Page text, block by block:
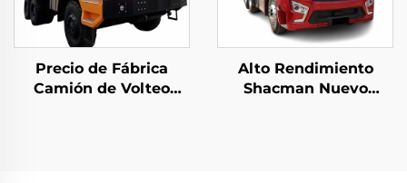
Precio de Fábrica
Camión de Volteo
Alto Rendimiento
Shacman Nuevo